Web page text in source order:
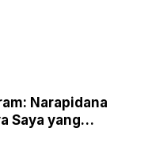
Narapidana
Saya yang